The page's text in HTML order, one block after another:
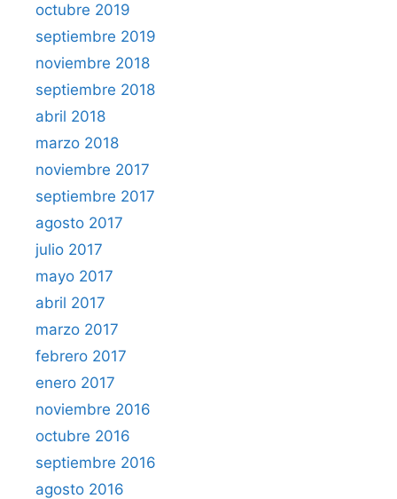
octubre 2019
septiembre 2019
noviembre 2018
septiembre 2018
abril 2018
marzo 2018
noviembre 2017
septiembre 2017
agosto 2017
julio 2017
mayo 2017
abril 2017
marzo 2017
febrero 2017
enero 2017
noviembre 2016
octubre 2016
septiembre 2016
agosto 2016